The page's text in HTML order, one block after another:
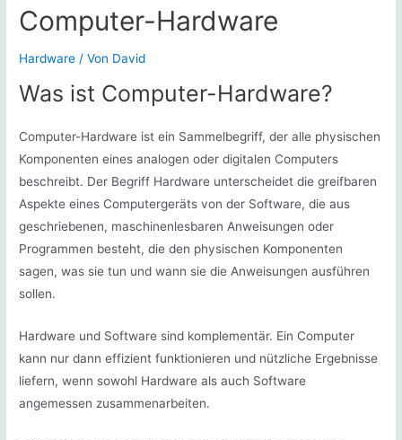
Computer-Hardware
Hardware / Von David
Was ist Computer-Hardware?
Computer-Hardware ist ein Sammelbegriff, der alle physischen
Komponenten eines analogen oder digitalen Computers
beschreibt. Der Begriff Hardware unterscheidet die greifbaren
Aspekte eines Computergeräts von der Software, die aus
geschriebenen, maschinenlesbaren Anweisungen oder
Programmen besteht, die den physischen Komponenten
sagen, was sie tun und wann sie die Anweisungen ausführen
sollen.
Hardware und Software sind komplementär. Ein Computer
kann nur dann effizient funktionieren und nützliche Ergebnisse
liefern, wenn sowohl Hardware als auch Software
angemessen zusammenarbeiten.